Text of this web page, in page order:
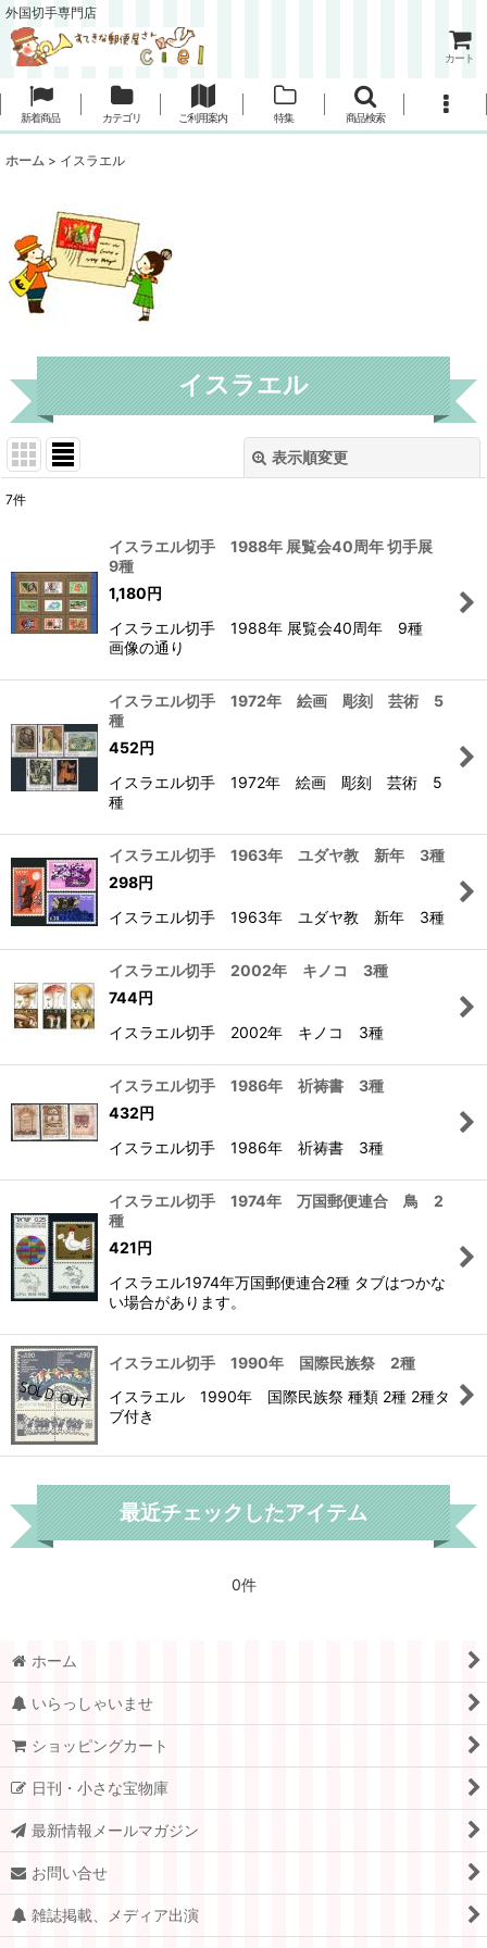
外国切手専門店
カート
新着商品 カテゴリ ご利用案内 特集 商品検索
ホーム > イスラエル
イスラエル
表示順変更
在庫あり
並び順:
絞り込む
7件
イスラエル切手 1988年 展覧会40周年 切手展
9種
1,180円
イスラエル切手 1988年 展覧会40周年 9種
画像の通り
イスラエル切手 1972年 絵画 彫刻 芸術 5
種
452円
イスラエル切手 1972年 絵画 彫刻 芸術 5
種
イスラエル切手 1963年 ユダヤ教 新年 3種
298円
イスラエル切手 1963年 ユダヤ教 新年 3種
イスラエル切手 2002年 キノコ 3種
744円
イスラエル切手 2002年 キノコ 3種
イスラエル切手 1986年 祈祷書 3種
432円
イスラエル切手 1986年 祈祷書 3種
イスラエル切手 1974年 万国郵便連合 鳥 2
種
421円
イスラエル1974年万国郵便連合2種 タブはつかな
い場合があります。
イスラエル切手 1990年 国際民族祭 2種
イスラエル 1990年 国際民族祭 種類 2種 2種タ
ブ付き
最近チェックしたアイテム
0件
ホーム
いらっしゃいませ
ショッピングカート
日刊・小さな宝物庫
最新情報メールマガジン
お問い合せ
雑誌掲載、メディア出演